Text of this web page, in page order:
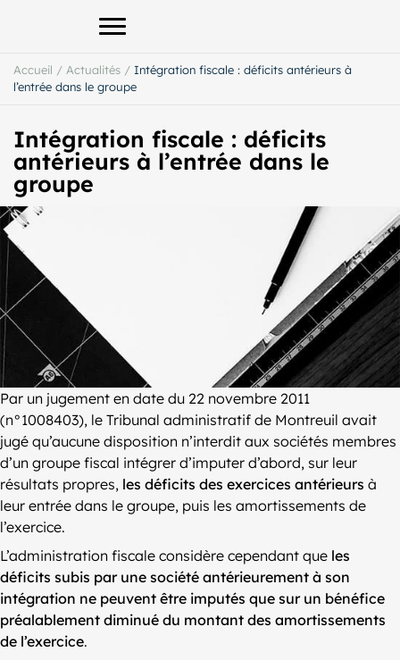
Afficher le menu principal
Accueil / Actualités / Intégration fiscale : déficits antérieurs à
l’entrée dans le groupe
Intégration fiscale : déficits
antérieurs à l’entrée dans le
groupe
Par un jugement en date du 22 novembre 2011
(n°1008403), le Tribunal administratif de Montreuil avait
jugé qu’aucune disposition n’interdit aux sociétés membres
d’un groupe fiscal intégrer d’imputer d’abord, sur leur
résultats propres, les déficits des exercices antérieurs à
leur entrée dans le groupe, puis les amortissements de
l’exercice.
L’administration fiscale considère cependant que les
déficits subis par une société antérieurement à son
intégration ne peuvent être imputés que sur un bénéfice
préalablement diminué du montant des amortissements
de l’exercice.